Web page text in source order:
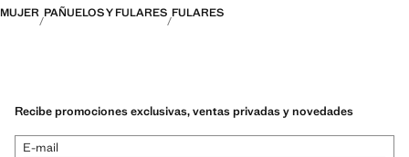
MUJER PAÑUELOS Y FULARES FULARES
Recibe promociones exclusivas, ventas privadas y novedades
E-mail